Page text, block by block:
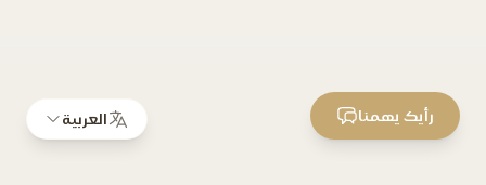
العربية رأيك يهمنا